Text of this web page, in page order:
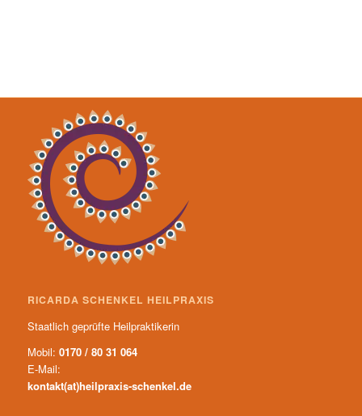
RICARDA SCHENKEL HEILPRAXIS
Staatlich geprüfte Heilpraktikerin
Mobil: 0170 / 80 31 064
E-Mail:
kontakt(at)heilpraxis-schenkel.de